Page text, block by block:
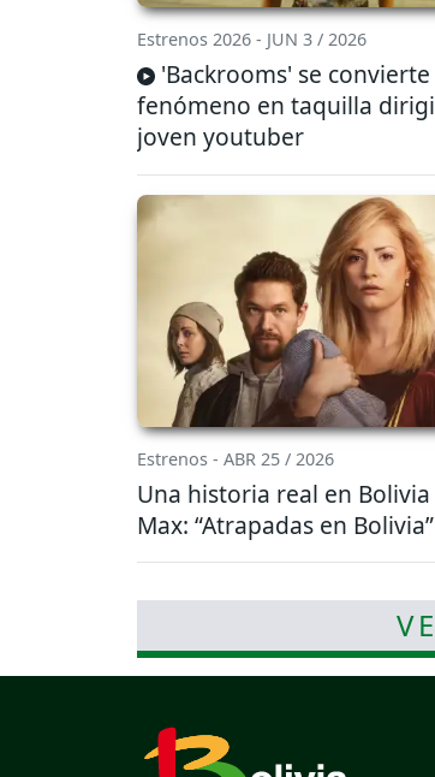
Estrenos 2026 - JUN 3 / 2026
'Backrooms' se
fenómeno en taquilla
joven youtuber
Estrenos - ABR 25 / 2026
Una historia real en Bolivia
Max: “Atrapadas en Bolivia”